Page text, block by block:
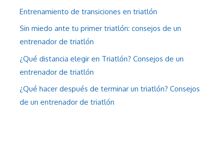
Entrenamiento de transiciones en triatlón
Sin miedo ante tu primer triatlón: consejos de un
entrenador de triatlón
¿Qué distancia elegir en Triatlón? Consejos de un
entrenador de triatlón
¿Qué hacer después de terminar un triatlón? Consejos
de un entrenador de triatlón